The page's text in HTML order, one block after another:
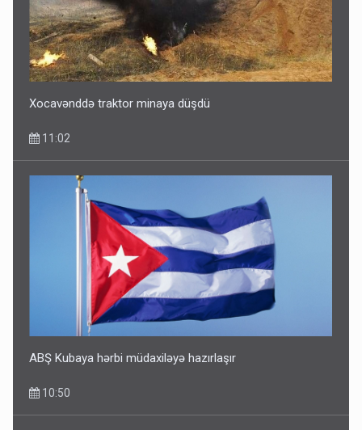
Xocavənddə traktor minaya düşdü
11:02
ABŞ Kubaya hərbi müdaxiləyə hazırlaşır
10:50